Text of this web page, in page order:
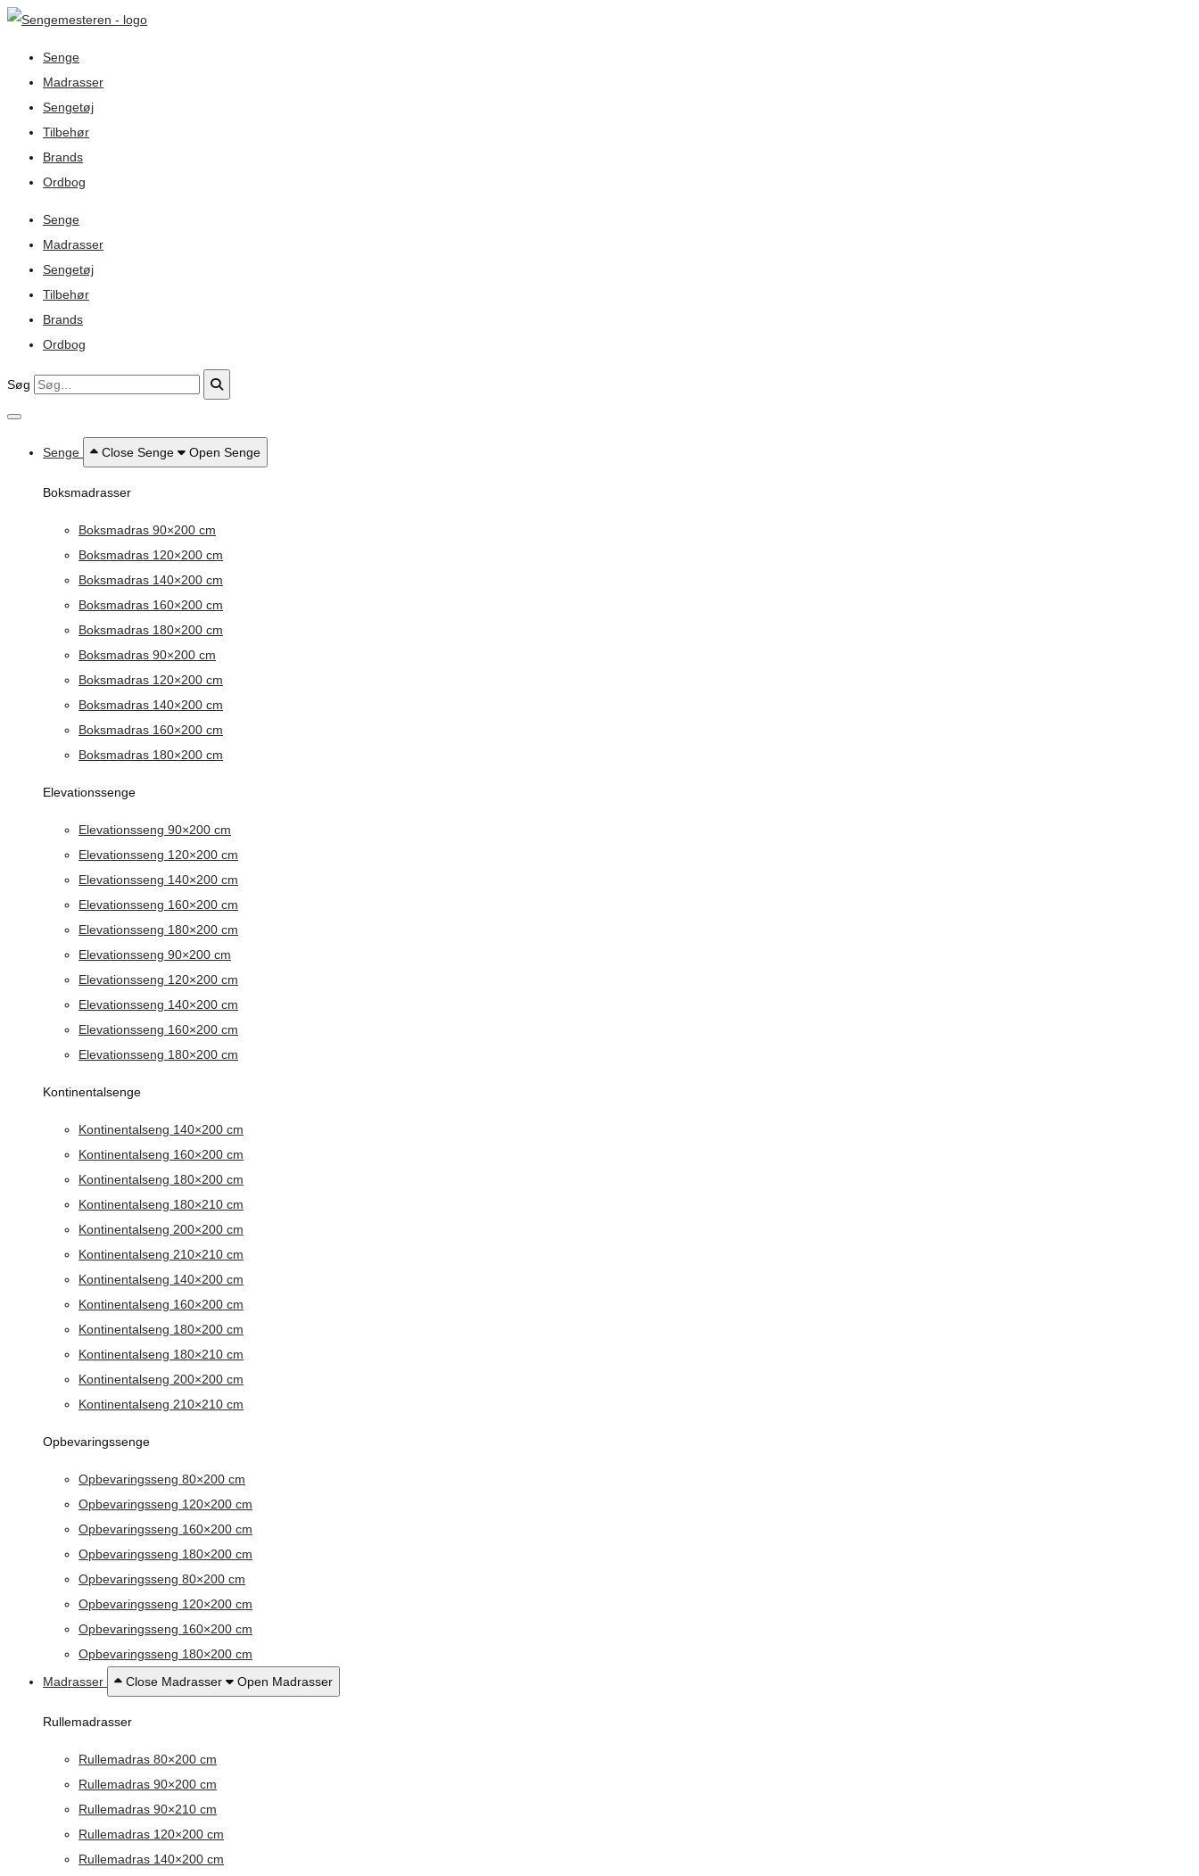
Senge
Madrasser
Sengetøj
Tilbehør
Brands
Ordbog
Senge
Madrasser
Sengetøj
Tilbehør
Brands
Ordbog
Søg
Senge Close Senge Open Senge
Boksmadrasser
Boksmadras 90×200 cm
Boksmadras 120×200 cm
Boksmadras 140×200 cm
Boksmadras 160×200 cm
Boksmadras 180×200 cm
Boksmadras 90×200 cm
Boksmadras 120×200 cm
Boksmadras 140×200 cm
Boksmadras 160×200 cm
Boksmadras 180×200 cm
Elevationssenge
Elevationsseng 90×200 cm
Elevationsseng 120×200 cm
Elevationsseng 140×200 cm
Elevationsseng 160×200 cm
Elevationsseng 180×200 cm
Elevationsseng 90×200 cm
Elevationsseng 120×200 cm
Elevationsseng 140×200 cm
Elevationsseng 160×200 cm
Elevationsseng 180×200 cm
Kontinentalsenge
Kontinentalseng 140×200 cm
Kontinentalseng 160×200 cm
Kontinentalseng 180×200 cm
Kontinentalseng 180×210 cm
Kontinentalseng 200×200 cm
Kontinentalseng 210×210 cm
Kontinentalseng 140×200 cm
Kontinentalseng 160×200 cm
Kontinentalseng 180×200 cm
Kontinentalseng 180×210 cm
Kontinentalseng 200×200 cm
Kontinentalseng 210×210 cm
Opbevaringssenge
Opbevaringsseng 80×200 cm
Opbevaringsseng 120×200 cm
Opbevaringsseng 160×200 cm
Opbevaringsseng 180×200 cm
Opbevaringsseng 80×200 cm
Opbevaringsseng 120×200 cm
Opbevaringsseng 160×200 cm
Opbevaringsseng 180×200 cm
Madrasser
Close Madrasser Open Madrasser
Rullemadrasser
Rullemadras 80×200 cm
Rullemadras 90×200 cm
Rullemadras 90×210 cm
Rullemadras 120×200 cm
Rullemadras 140×200 cm